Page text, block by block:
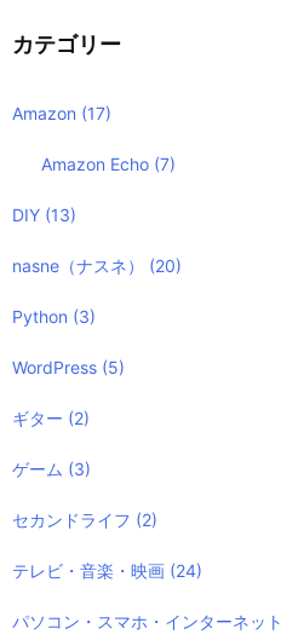
カテゴリー
Amazon (17)
Amazon Echo (7)
DIY (13)
nasne（ナスネ） (20)
Python (3)
WordPress (5)
ギター (2)
ゲーム (3)
セカンドライフ (2)
テレビ・音楽・映画 (24)
パソコン・スマホ・インターネット